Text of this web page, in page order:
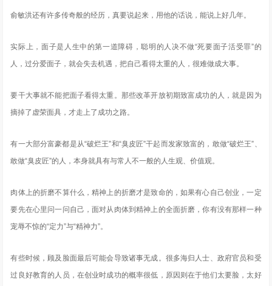
俞敏洪还有许多传奇般的经历，真要说起来，用他的话说，能说上好几年。
实际上，面子是人生中的第一道障碍，聪明的人决不做“死要面子活受罪”的
人，过分爱面子，就会失去机遇，把自己看得太重的人，很难做成大事。
要干大事就不能把面子看得太重。那些改革开放初期致富成功的人，就是因为
摘掉了虚荣面具，才走上了成功之路。
有一大部分富豪都是从“破烂王”和“臭皮匠”干起而发家致富的，敢做“破烂王”、
敢做“臭皮匠”的人，本身就具有与常人不一般的人生观、价值观。
肉体上的折磨不算什么，精神上的折磨才是致命的，如果有心自己创业，一定
要先在心里问一问自己，面对从肉体到精神上的全面折磨，你有没有那样一种
宠辱不惊的“定力”与“精神力”。
有些时候，顾及脸面最后可能会导致诸事无成。很多海归人士、政府官员和受
过良好教育的人员，在创业时成功的概率很低，原因则在于他们太要脸，太好